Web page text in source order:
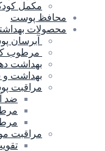
مکمل
محافظ پوست
محصولات
آبرسان
مرطوب
بهداشت
بهداشت
مراقبت
ضد
مراقبت